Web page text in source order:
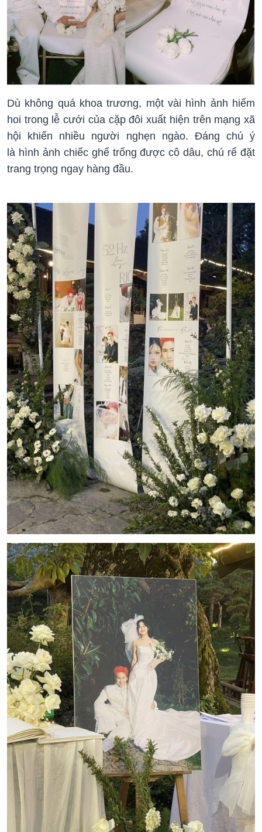
Dù không quá khoa trương, một vài hình ảnh hiếm
hoi trong lễ cưới của cặp đôi xuất hiện trên mạng xã
hội khiến nhiều người nghẹn ngào. Đáng chú ý
là hình ảnh chiếc ghế trống được cô dâu, chú rể đặt
trang trọng ngay hàng đầu.